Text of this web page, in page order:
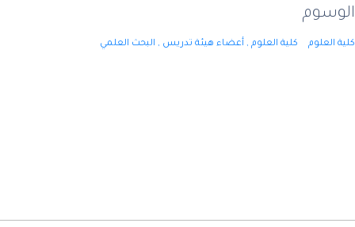
الوسوم
كلية العلوم كلية العلوم , أعضاء هيئة تدريس , البحث العلمي